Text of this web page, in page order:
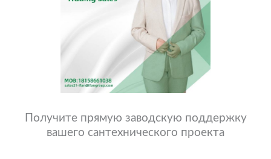
Получите прямую заводскую поддержку
вашего сантехнического проекта